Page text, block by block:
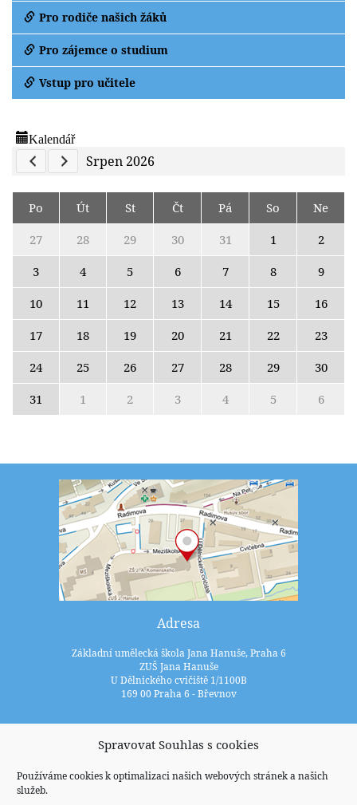
Spravovat Souhlas s cookies
Používáme cookies k optimalizaci našich webových stránek a našich
služeb.
Pro rodiče našich žáků
Pro zájemce o studium
Vstup pro učitele
Kalendář
Previous Calendar
Next Calendar
Srpen 2026
Po Út St Čt Pá So
Ne
27
28 29 30 31 1
2
3
4 5 6 7 8
9
10
11 12 13 14 15
16
17
18 19 20 21 22
23
24
25 26 27 28 29
30
31
1 2 3 4 5 6
Adresa
Základní umělecká škola Jana Hanuše, Praha 6
ZUŠ Jana Hanuše
U Dělnického cvičiště 1/1100B
169 00 Praha 6 - Břevnov
Kontakty
+420 233 352 722